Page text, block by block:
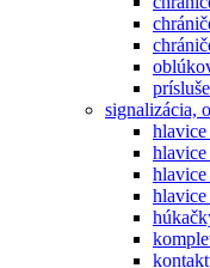
signalizácia,
hlavice
hlavice
hlavice